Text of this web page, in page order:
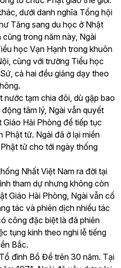
dưới danh nghĩa Tổng hội
Tăng sang du học ở Nhật
trong năm này, Ngài
học Vạn Hạnh trong khuôn
cùng với trường Tiểu học
cả hai đều giảng dạy theo
nước tạm chia đôi, dù gặp bao
tâm lý, Ngài vẫn quyết
Hải Phòng để tiếp tục
Phật tử. Ngài đã ở lại miền
tử cho tới ngày thống
Nhất Việt Nam ra đời tại
tham dự nhưng không còn
Giáo Hải Phòng, Ngài vẫn cố
tác và phiên dịch nhiều tác
công đặc biệt là đã phiên
tụng kinh theo nghi lễ tiếng
Bắc.
đình Bồ Đề trên 30 năm. Tại